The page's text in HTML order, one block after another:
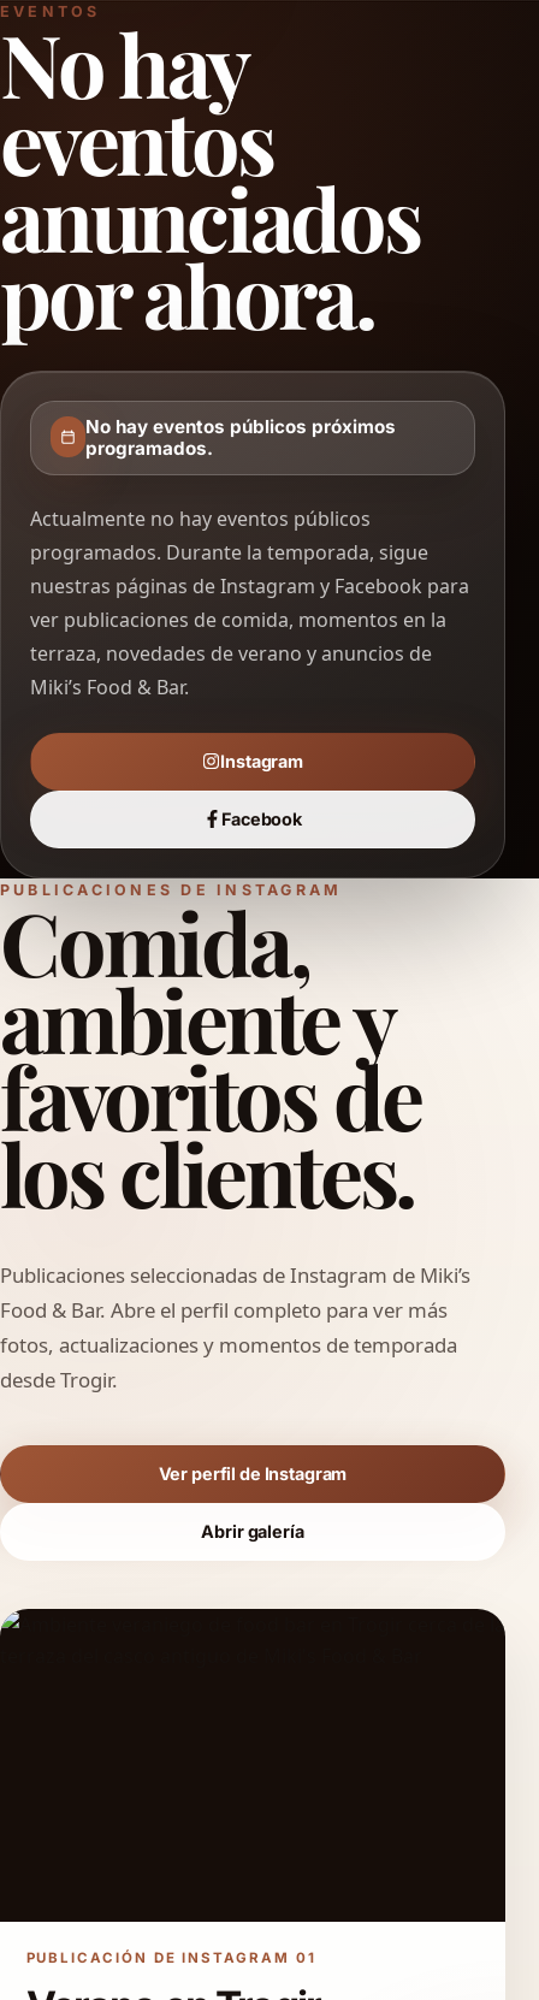
EVENTOS
No hay
eventos
anunciados
por ahora.
No hay eventos públicos próximos
programados.
Actualmente no hay eventos públicos
programados. Durante la temporada, sigue
nuestras páginas de Instagram y Facebook para
ver publicaciones de comida, momentos en la
terraza, novedades de verano y anuncios de
Miki’s Food & Bar.
Instagram
Facebook
PUBLICACIONES DE INSTAGRAM
Comida,
ambiente y
favoritosde
los clientes.
Publicaciones seleccionadas de Instagram de Miki’s
Food & Bar. Abre el perfil completo para ver más
fotos, actualizaciones y momentos de temporada
desde Trogir.
Ver perfil de Instagram
Abrir galería
PUBLICACIÓN DE INSTAGRAM 01